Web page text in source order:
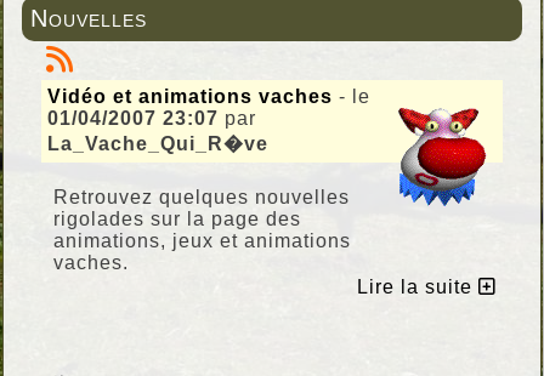
Nouvelles
Vidéo et animations vaches - le
01/04/2007 23:07 par
La_Vache_Qui_R�ve
Retrouvez quelques nouvelles
rigolades sur la page des
animations, jeux et animations
vaches.
Lire la suite